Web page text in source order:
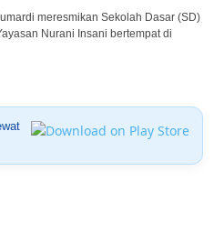
meresmikan Sekolah Dasar (SD)
Nurani Insani bertempat di